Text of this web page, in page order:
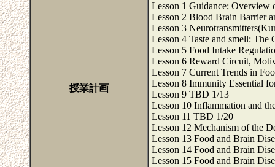
授業計画
Lesson 1 Guidance; Overview
Lesson 2 Blood Brain Barrier
Lesson 3
Lesson 4 Taste and smell: The
Lesson 5 Food Intake
Lesson 6 Reward Circuit,
Lesson 7 Current Trends in
Lesson 8 Immunity Essential
Lesson 9 TBD 1/13
Lesson 10 Inflammation and
Lesson 11 TBD 1/20
Lesson 12 Mechanism of the
Lesson 13 Food and Brain
Lesson 14 Food and Brain
Lesson 15 Food and Brain